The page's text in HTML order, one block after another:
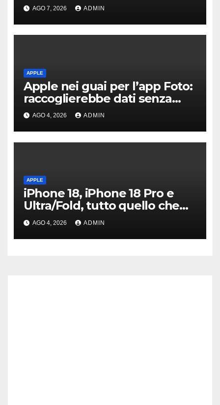
auto
AGO 7, 2026 ADMIN
APPLE
Apple nei guai per l’app Foto:
raccoglierebbe dati senza
consenso
AGO 4, 2026 ADMIN
APPLE
iPhone 18, iPhone 18 Pro e
Ultra/Fold, tutto quello che
sappiamo ad oggi
AGO 4, 2026 ADMIN